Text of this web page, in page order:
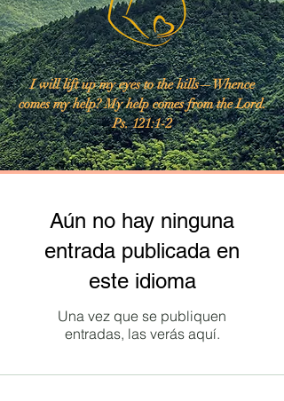
I will lift up my eyes to the hills—Whence
comes my help? My help comes from the Lord.
Ps. 121:1-2
Aún no hay ninguna
entrada publicada en
este idioma
Una vez que se publiquen
entradas, las verás aquí.